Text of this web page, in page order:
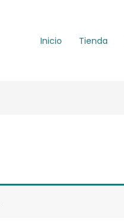
Inicio Tienda